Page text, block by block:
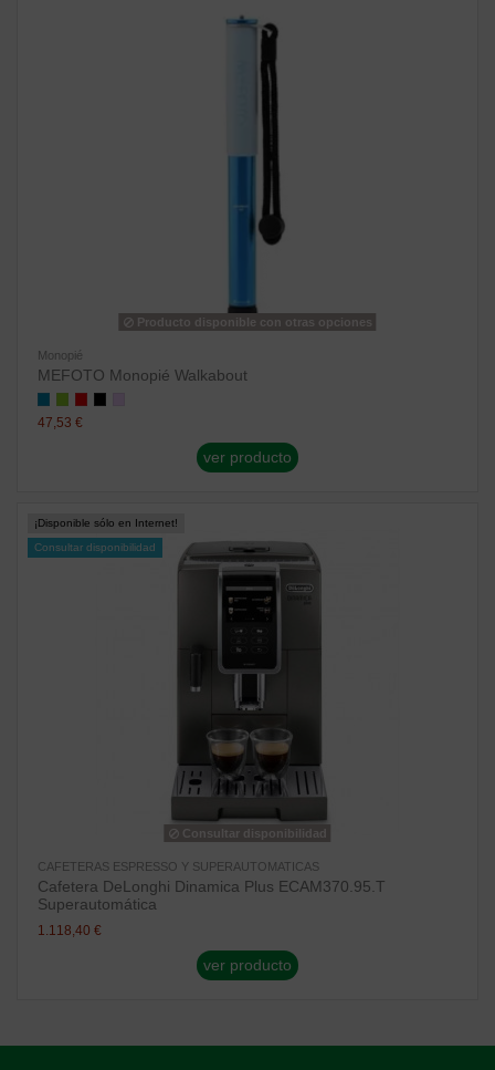
Producto disponible con otras opciones
Monopié
MEFOTO Monopié Walkabout
47,53 €
ver producto
¡Disponible sólo en Internet!
Consultar disponibilidad
Consultar disponibilidad
CAFETERAS ESPRESSO Y SUPERAUTOMATICAS
Cafetera DeLonghi Dinamica Plus ECAM370.95.T
Superautomática
1.118,40 €
ver producto